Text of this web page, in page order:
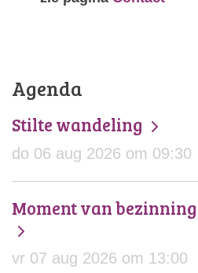
Agenda
Stilte wandeling
do 06 aug 2026 om 09:30
Moment van
vr 07 aug 2026 om 13:00